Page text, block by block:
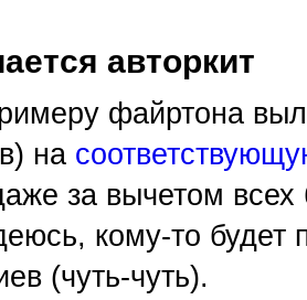
авторкит
файртона
на
за вычетом
кому-то будет
(чуть-чуть).